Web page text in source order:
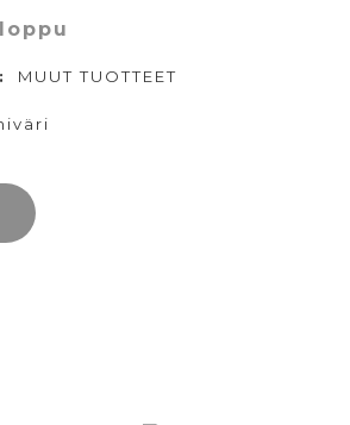
MUUT TUOTTEET